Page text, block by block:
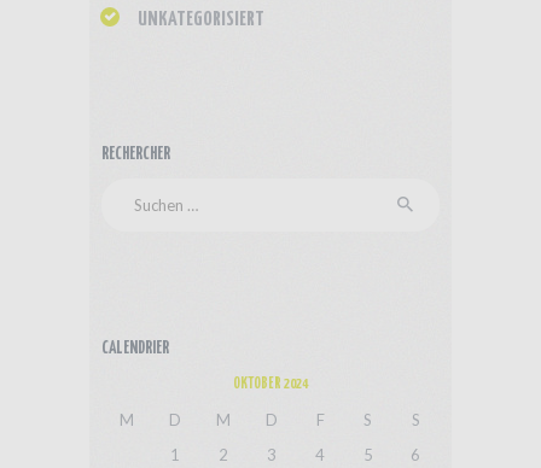
UNKATEGORISIERT
RECHERCHER
nach:
CALENDRIER
OKTOBER 2024
M D M D F S
S
1
2 3 4 5
6